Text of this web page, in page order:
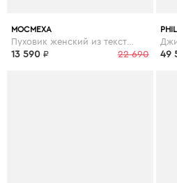
МОСМЕХА
22 690
13 590 ₽ 49